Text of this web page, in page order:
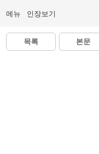
메뉴 인장보기
목록 본문